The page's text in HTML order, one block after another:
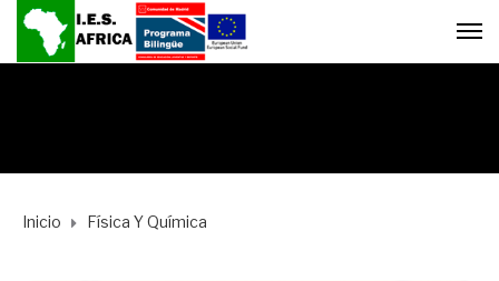
Inicio Física Y Química